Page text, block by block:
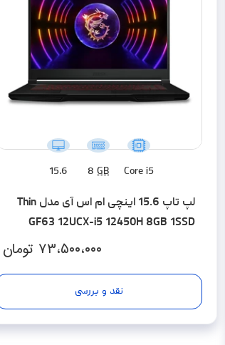
Core i5
8GB
15.6
لپ تاپ 15.6 اینچی ام اس آی مدل Thin
GF63 12UCX-i5 12450H 8GB 1SSD
۷۳،۵۰۰،۰۰۰ تومان
نقد و بررسی